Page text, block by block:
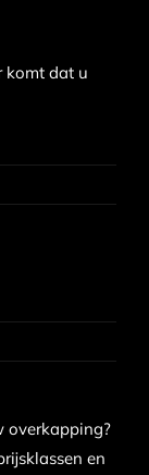
komt dat u
overkapping?
en